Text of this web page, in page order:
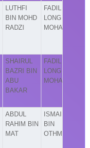
LUTHFI
BIN MOHD
RADZI
FADIL
LONG BIN
MOHAMAD
SHAIRUL
BAZRI BIN
ABU
BAKAR
FADIL
LONG BIN
MOHAMAD
ABDUL
RAHIM BIN
MAT
ISMAIL
BIN
OTHMAN